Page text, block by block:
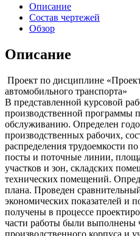
Описание
Состав чертежей
Обзор
Описание
Проект по дисциплине
автомобильного транспорта»
В представленной курсовой
производственной программы
обслуживанию. Определен
производственных рабочих,
распределения трудоемкости
посты и поточные линии,
участков и зон, складских
технических помещений.
плана. Проведен
экономических показателей и
получены в процессе
части работы были выполнены
производственного корпуса и